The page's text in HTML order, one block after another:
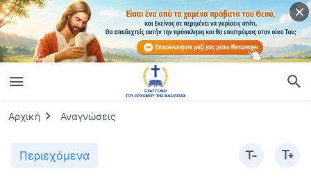
Αρχική Αναγνώσεις
Περιεχόμενα